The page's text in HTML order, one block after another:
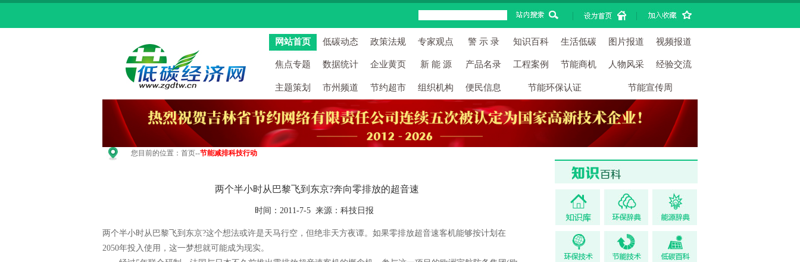
| |
网站首页 低碳动态 政策法规 专家观点 警 示 录 知识百科 生活低碳 图片报道 视频报道
焦点专题 数据统计 企业黄页 新 能 源 产品名录 工程案例 节能商机 人物风采 经验交流
主题策划 市州频道 节约超市 组织机构 便民信息 节能环保认证 节能宣传周
您目前的位置： 首页--节能减排科技行动
两个半小时从巴黎飞到东京?奔向零排放的超音速
时间：2011-7-5 来源：科技日报
两个半小时从巴黎飞到东京?这个想法或许是天马行空，但绝非天方夜谭。如果零排放超音速客机能够按计划在
2050年投入使用，这一梦想就可能成为现实。